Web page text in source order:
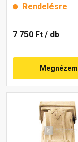
Rendelésre
7 750 Ft / db
Megnézem